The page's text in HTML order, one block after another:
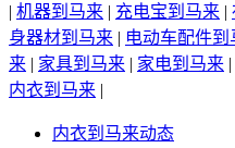
| 机器到马来 | 充电宝到马来 |
身器材到马来 | 电动车配件到
来 | 家具到马来 | 家电到马来 |
内衣到马来 |
内衣到马来动态